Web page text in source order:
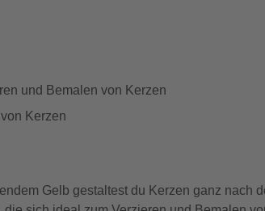
und Bemalen von Kerzen
Kerzen
Gelb gestaltest du Kerzen ganz nach